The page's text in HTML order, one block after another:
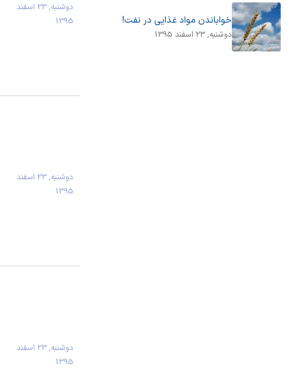
خواباندن مواد غذایی در نفت!
دوشنبه, 23 اسفند 1395
دوشنبه, 23 اسفند
1395
دوشنبه, 23 اسفند
1395
دوشنبه, 23 اسفند
1395